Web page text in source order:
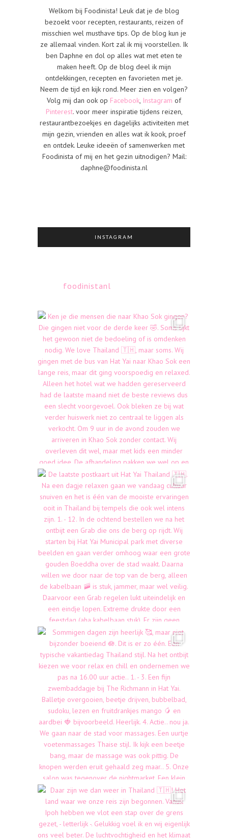
Welkom bij Foodinista! Leuk dat je de blog
bezoekt voor recepten, restaurants, reizen of
misschien wel musthave tips. Op de blog kun je
ze allemaal vinden. Kort zal ik mij voorstellen. Ik
ben Daphne en dol op alles wat met eten te
maken heeft. Op de blog deel ik mijn
ontdekkingen, recepten en favorieten met je.
Neem de tijd en kijk rond. Meer zien en volgen?
Volg mij dan ook op Facebook, Instagram of
Pinterest. voor meer inspiratie tijdens reizen,
restaurantbezoekjes en dagelijks activiteiten met
mijn gezin, vrienden en alles wat ik kook, proef
en ontdek. Leuke ideeën of samenwerken met
Foodinista of mij en het gezin uitnodigen? Mail:
daphne@foodinista.nl
INSTAGRAM
foodinistanl